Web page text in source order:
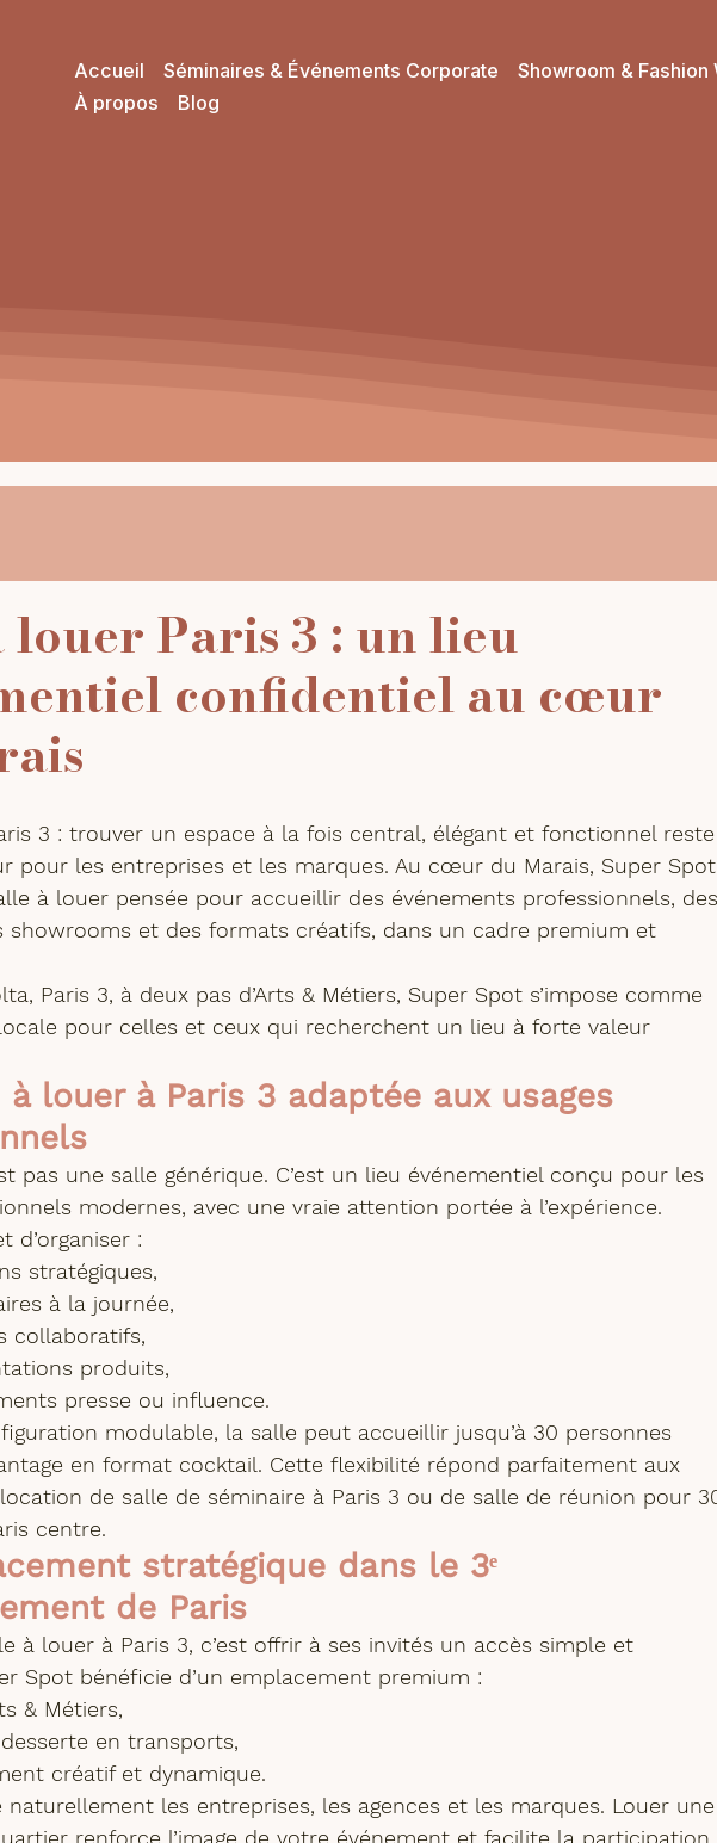
Accueil Séminaires & Événements Corporate
Showroom & Fashion
À propos
Blog
louer Paris 3 : un lieu
confidentiel au cœur
3 : trouver un espace à la fois central, élégant et fonctionnel
pour les entreprises et les marques. Au cœur du Marais, Super
à louer pensée pour accueillir des événements professionnels,
showrooms et des formats créatifs, dans un cadre premium et
Paris 3, à deux pas d’Arts & Métiers, Super Spot s’impose comme
pour celles et ceux qui recherchent un lieu à forte valeur
à louer à Paris 3 adaptée aux usages
pas une salle générique. C’est un lieu événementiel conçu pour les
modernes, avec une vraie attention portée à l’expérience.
d’organiser :
stratégiques,
à la journée,
collaboratifs,
produits,
presse ou influence.
modulable, la salle peut accueillir jusqu’à 30 personnes
en format cocktail. Cette flexibilité répond parfaitement aux
location de salle de séminaire à Paris 3 ou de salle de réunion pour
centre.
stratégique dans le 3ᵉ
de Paris
à louer à Paris 3, c’est offrir à ses invités un accès simple et
Spot bénéficie d’un emplacement premium :
& Métiers,
en transports,
créatif et dynamique.
naturellement les entreprises, les agences et les marques. Louer
renforce l’image de votre événement et facilite la participation